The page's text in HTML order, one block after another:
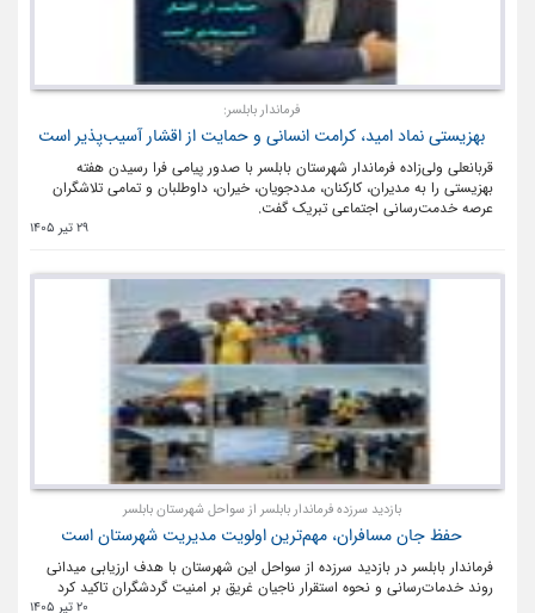
فرماندار بابلسر:
بهزیستی نماد امید، کرامت انسانی و حمایت از اقشار آسیب‌پذیر است
قربانعلی ولی‌زاده فرماندار شهرستان بابلسر با صدور پیامی فرا رسیدن هفته
بهزیستی را به مدیران، کارکنان، مددجویان، خیران، داوطلبان و تمامی تلاشگران
عرصه خدمت‌رسانی اجتماعی تبریک گفت.
29 تیر 1405
بازدید سرزده فرماندار بابلسر از سواحل شهرستان بابلسر
حفظ جان مسافران، مهم‌ترین اولویت مدیریت شهرستان است
فرماندار بابلسر در بازدید سرزده از سواحل این شهرستان با هدف ارزیابی میدانی
روند خدمات‌رسانی و نحوه استقرار ناجیان غریق بر امنیت گردشگران تاکید کرد
20 تیر 1405